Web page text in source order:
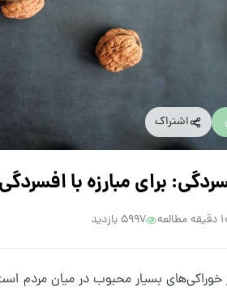
اشتراک
برای مبارزه با
5997 بازدید
خوراکی‌های بسیار محبوب در میان مردم